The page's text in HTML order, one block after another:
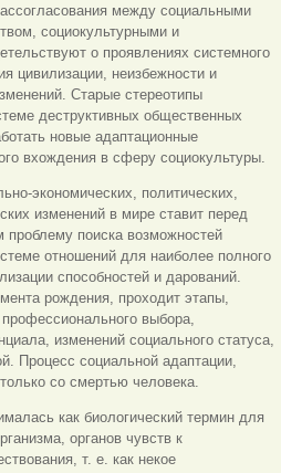
между социальными
социокультурными и
о проявлениях системного
цивилизации, неизбежности и
Старые стереотипы
деструктивных общественных
новые адаптационные
вхождения в сферу социокультуры.
экономических, политических,
изменений в мире ставит перед
поиска возможностей
отношений для наиболее полного
способностей и дарований.
рождения, проходит этапы,
выбора,
изменений социального статуса,
Процесс социальной адаптации,
со смертью человека.
как биологический термин для
органов чувств к
т. е. как некое